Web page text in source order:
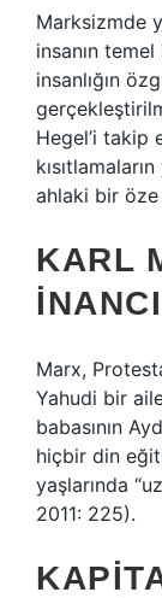
Marksizmde
insanın
insanlığın
Hegel’i takip
ahlaki bir
KARL
Marx,
Yahudi bir
babasının
hiçbir din
yaşlarında
2011: 225).